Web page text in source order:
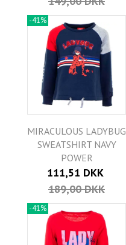
-41%
MIRACULOUS LADYBUG
SWEATSHIRT NAVY
POWER
111,51 DKK
189,00 DKK
-41%